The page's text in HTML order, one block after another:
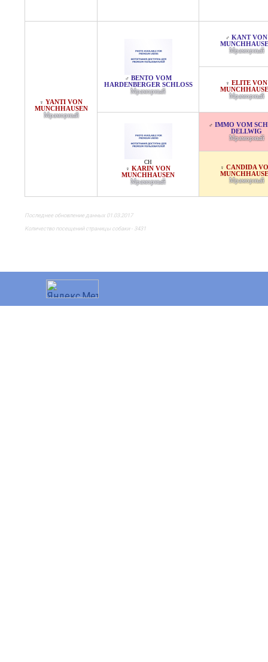
♀ YANTI VON
MUNCHHAUSEN
Мраморный
♂ BENTO VOM
HARDENBERGER SCHLOSS
Мраморный
♂ KANT VON
Мраморный
♀ ELITE VON
Мраморный
CH
♀ KARIN VON
MUNCHHAUSEN
Мраморный
♂ IMMO VOM
DELLWIG
Мраморный
♀ CANDIDA
Мраморный
Последнее обновление данных 01.03.2017
Количество посещений страницы собаки - 3431